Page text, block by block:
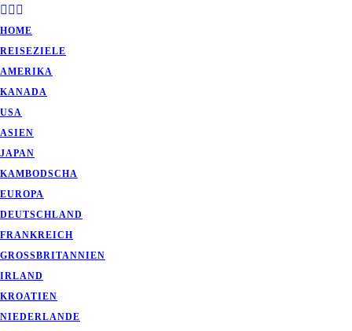
HOME
REISEZIELE
AMERIKA
KANADA
USA
ASIEN
JAPAN
KAMBODSCHA
EUROPA
DEUTSCHLAND
FRANKREICH
GROSSBRITANNIEN
IRLAND
KROATIEN
NIEDERLANDE